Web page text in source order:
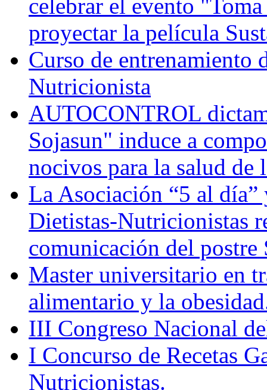
celebrar el evento
proyectar la película
Curso de
Nutricionista
AUTOCONTROL
Sojasun" induce a
nocivos para la salud de
La Asociación “5 al
Dietistas-Nutricionistas
comunicación del postre
Master universitario en
alimentario y la
III Congreso Nacional
I Concurso de Recetas
Nutricionistas.